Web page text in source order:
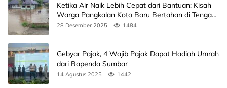
Ketika Air Naik Lebih Cepat dari Bantuan: Kisah
Warga Pangkalan Koto Baru Bertahan di Tengah
Banjir
28 Desember 2025 1484
Gebyar Pajak, 4 Wajib Pajak Dapat Hadiah Umrah
dari Bapenda Sumbar
14 Agustus 2025 1442